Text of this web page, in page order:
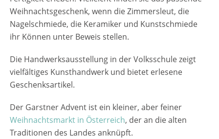
Weihnachtsgeschenk, wenn die Zimmersleut, die
Nagelschmiede, die Keramiker und Kunstschmiede
ihr Können unter Beweis stellen.
Die Handwerksausstellung in der Volksschule zeigt
vielfältiges Kunsthandwerk und bietet erlesene
Geschenksartikel.
Der Garstner Advent ist ein kleiner, aber feiner
Weihnachtsmarkt in Österreich, der an die alten
Traditionen des Landes anknüpft.